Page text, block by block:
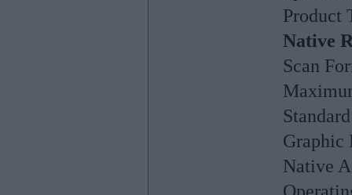
Product
Native
Scan
Graphic
Native